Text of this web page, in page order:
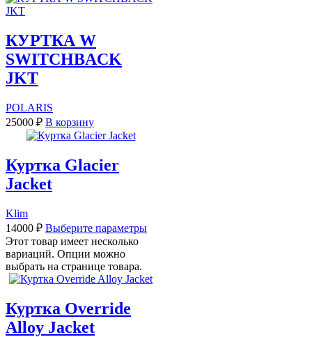
КУРТКА W
SWITCHBACK
JKT
POLARIS
25000 ₽ В корзину
Куртка Glacier
Jacket
Klim
14000 ₽ Выберите параметры
Этот товар имеет несколько
вариаций. Опции можно
выбрать на странице товара.
Куртка Override
Alloy Jacket